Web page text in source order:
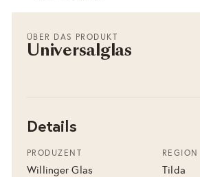
ÜBER DAS PRODUKT
Universalglas
Details
PRODUZENT
Willinger Glas
REGION
Tilda